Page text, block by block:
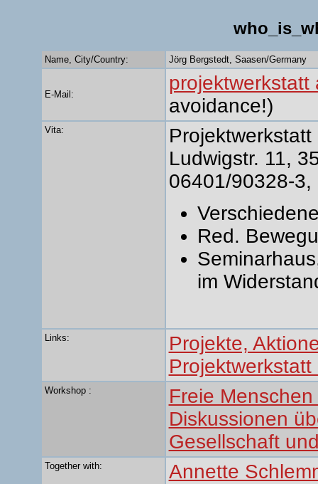
Name, City/Country: Jörg Bergstedt, Saasen/Germany
E-Mail:
avoidance!)
Vita:
Ludwigstr. 11,
06401/90328-
Red.
im
Links:
Projekte,
Workshop :
Freie
Diskussionen
Gesellschaft
Together with: Annette